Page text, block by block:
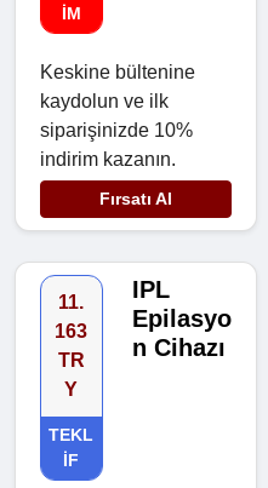
IM
Keskine bültenine
kaydolun ve ilk
siparişinizde 10%
indirim kazanın.
Fırsatı Al
11.
163
TR
Y
TEKL
IF
IPL
Epilasyo
n Cihazı